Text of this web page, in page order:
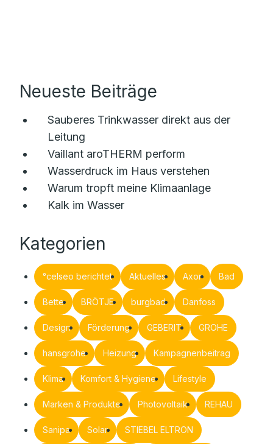
Neueste Beiträge
Sauberes Trinkwasser direkt aus der
Leitung
Vaillant aroTHERM perform
Wasserdruck im Haus verstehen
Warum tropft meine Klimaanlage
Kalk im Wasser
Kategorien
°celseo berichtet Aktuelles Axor Bad
Bette BRÖTJE burgbad Danfoss
Design Förderung GEBERIT GROHE
hansgrohe Heizung Kampagnenbeitrag
Klima Komfort & Hygiene Lifestyle
Marken & Produkte Photovoltaik REHAU
Sanipa Solar STIEBEL ELTRON